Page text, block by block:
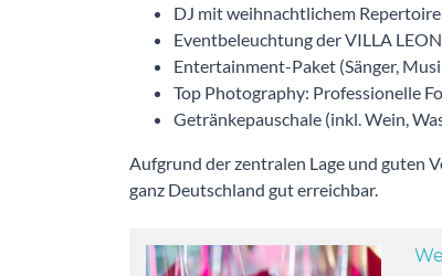
DJ mit weihnachtlichem
Eventbeleuchtung der VILLA
Entertainment-Paket (Sänger,
Top Photography: Professionelle
Getränkepauschale (inkl. Wein,
Aufgrund der zentralen Lage und guten
ganz Deutschland gut erreichbar.